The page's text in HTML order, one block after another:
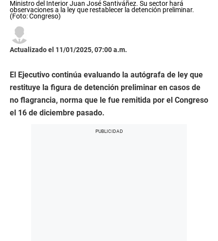
Ministro del Interior Juan José Santiváñez. Su sector hará
observaciones a la ley que restablecer la detención preliminar.
(Foto: Congreso)
Actualizado el 11/01/2025, 07:00 a.m.
El Ejecutivo continúa evaluando la autógrafa de ley que
restituye la figura de detención preliminar en casos de
no flagrancia, norma que le fue remitida por el Congreso
el 16 de diciembre pasado.